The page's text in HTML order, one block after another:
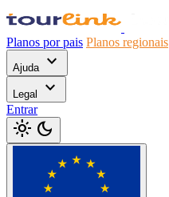
Planos por pais Planos regionais
Ajuda expand_more
Legal expand_more
Entrar
light_mode dark_mode